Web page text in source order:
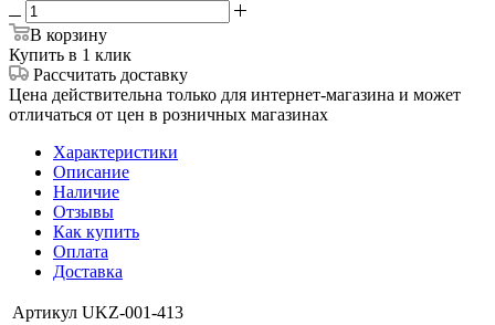
В корзину
Купить в 1 клик
Рассчитать доставку
Цена действительна только для интернет-магазина и может
отличаться от цен в розничных магазинах
Характеристики
Описание
Наличие
Отзывы
Как купить
Оплата
Доставка
Артикул UKZ-001-413